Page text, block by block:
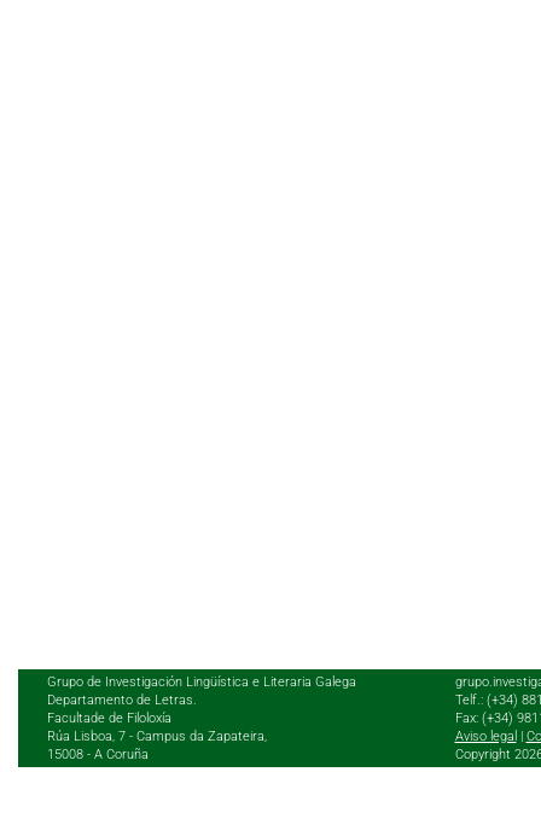
Grupo de Investigación Lingüística e Literaria Galega
Departamento de Letras.
Facultade de Filoloxía
Rúa Lisboa, 7 - Campus da Zapateira,
15008 - A Coruña
Telf.: (+34)
Fax: (+34)
Aviso legal
Copyright